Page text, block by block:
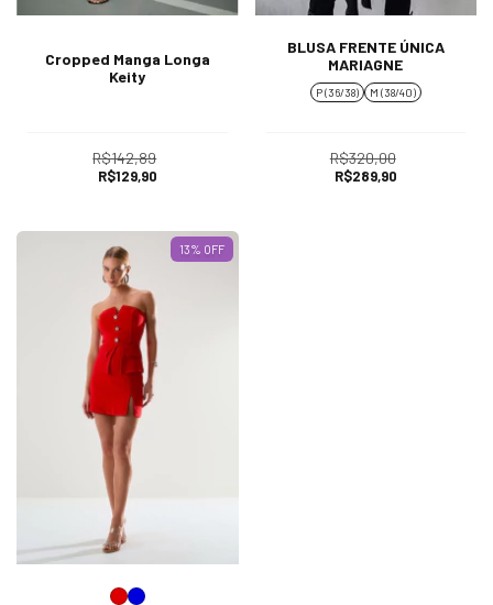
Cropped Manga Longa
Keity
R$142,89
R$129,90
BLUSA FRENTE ÚNICA
MARIAGNE
P (36/38) M (38/40)
R$320,00
R$289,90
13% OFF